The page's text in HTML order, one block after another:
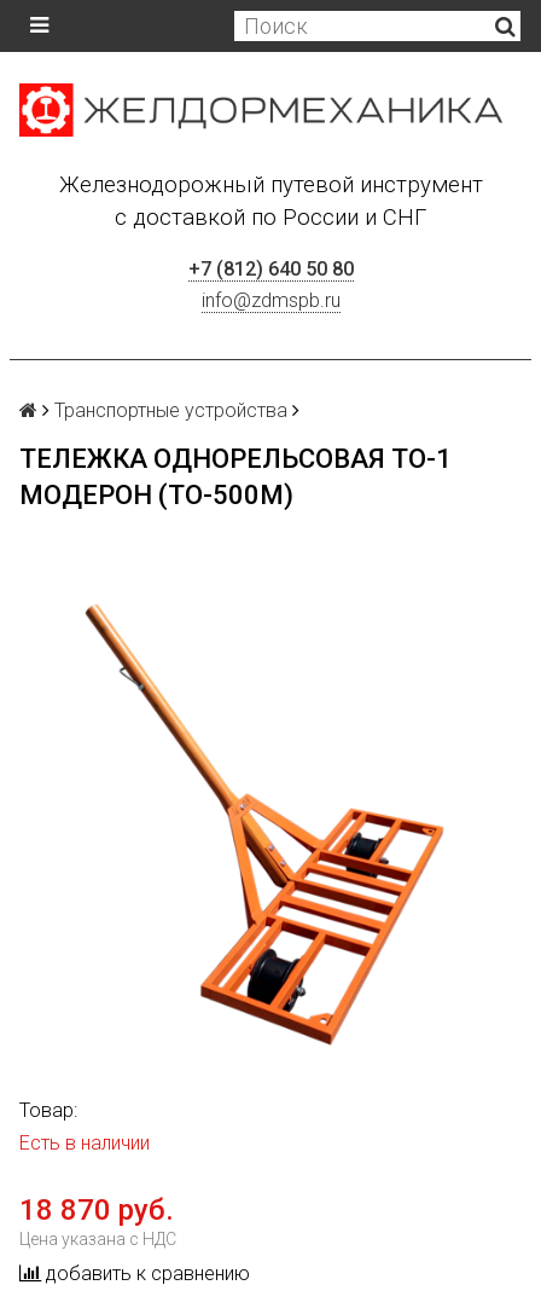
Железнодорожный путевой инструмент
с доставкой по России и СНГ
+7 (812) 640 50 80
info@zdmspb.ru
Транспортные устройства
ТЕЛЕЖКА ОДНОРЕЛЬСОВАЯ ТО-1
МОДЕРОН (ТО-500М)
Товар:
Есть в наличии
18 870 руб.
Цена указана с НДС
добавить к сравнению